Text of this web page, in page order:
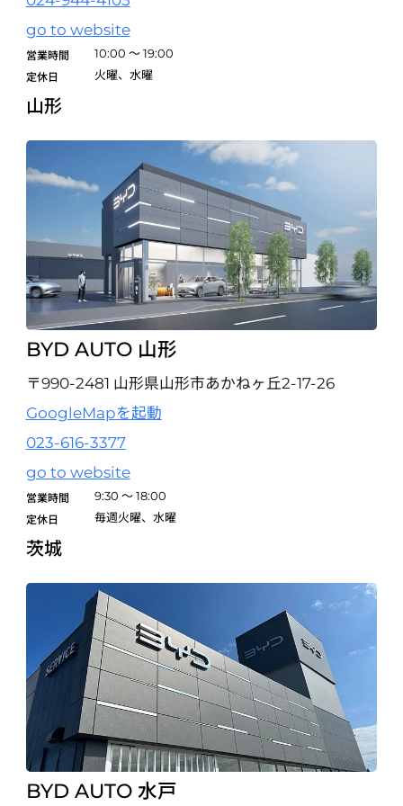
〒921-8011 石川県金沢市入江3丁目60番地
076-225-3357
BYD AUTO 山梨
055-267-5200
BYD AUTO 長野
〒381-0022 長野県長野市大豆島5210
026-214-6258
試乗予約
BYD AUTO 岐阜
〒501-0106 岐阜県岐阜市西河渡2-5
058-216-0335
〒422-8007 静岡県静岡市駿河区聖ー色151-1
054-204-7701
BYD AUTO 浜松
〒435-0044 静岡県浜松市中央区西塚町301-5
053-401-5911
試乗予約
BYD AUTO 三島
〒411-0902 静岡県駿東郡清水町玉川218-1
055-957-5535
試乗予約
go to website
営業時間 10:00 ～ 19:00
定休日 火曜、水曜
山形
BYD AUTO 山形
〒990-2481 山形県山形市あかねヶ丘2-17-26
GoogleMapを起動
023-616-3377
go to website
営業時間 9:30 ～ 18:00
定休日 毎週火曜、水曜
茨城
BYD AUTO 水戸